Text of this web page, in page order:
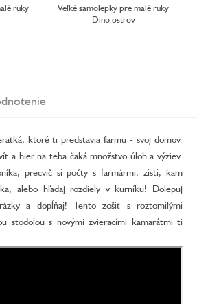
ruky
Veľké samolepky pre malé ruky
Dino ostrov
ktoré ti predstavia farmu - svoj domov.
a hier na teba čaká množstvo úloh a výziev.
precvič si počty s farmármi, zisti, kam
alebo hľadaj rozdiely v kurníku! Dolepuj
a dopĺňaj! Tento zošit s roztomilými
stodolou s novými zvieracími kamarátmi ti